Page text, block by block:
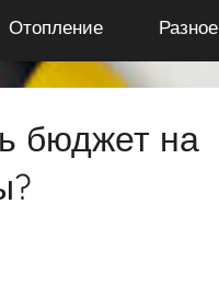
Отопление Разное
бюджет на